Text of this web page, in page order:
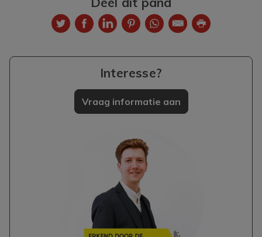
Interesse?
Vraag informatie aan